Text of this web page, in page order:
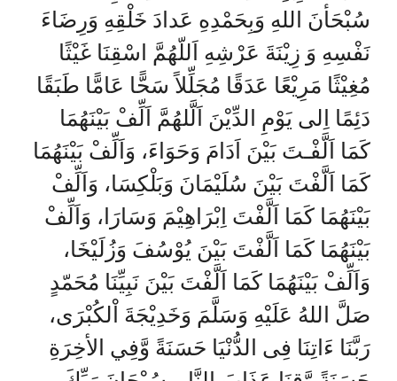
سُبْحَأنَ اللهِ وَبِحَمْدِهِ عَدادَ خَلْقِهِ وَرِضَاءَ
نَفْسِهِ وَ زِيْنَةَ عَرْشِهِ اَللّهُمَّ اسْقِنَا غَيْثًا
مُغِيْثًا مَرِيْعًا عَدَقًا مُجَلِّلاً سَحًّا عَامًّا طَبَقًا
دَئِمًا اِلى يَوْمِ الدِّيْنَ اَلَّلهُمَّ اَلِّفْ بَيْنَهُمَا
كَمَا اَلَّفْـتَ بَيْنَ اَدَامَ وَحَوَاءَ، وَاَلِّفْ بَيْنَهُمَا
كَمَا اَلَّفْتَ بَيْنَ سُلَيْمَانَ وَبَلْكِسَا، وَاَلِّفْ
بَيْنَهُمَا كَمَا اَلَّفْتَ اِبْرَاهِيْمَ وَسَارَا، وَاَلِّفْ
بَيْنَهُمَا كَمَا اَلَّفْتَ بَيْنَ يُوْسُفَ وَزُلَيْخَا،
وَاَلِّفْ بَيْنَهُمَا كَمَا اَلَّفْتَ بَيْنَ نَبِيِّنَا مُحَمّدٍ
صَلَّ اللهُ عَلَيْهِ وَسَلَّمَ وَخَدِيْجَةَ اْلكُبْرَى،
رَبَّنَا ءَاتِنَا فِى الدُّنْيَا حَسَنَةً وَّفِي الأخِرَةِ